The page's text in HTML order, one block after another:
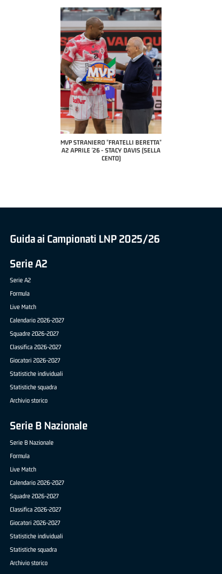
MVP STRANIERO "FRATELLI BERETTA"
A2 APRILE '26 - STACY DAVIS (SELLA
MVP "FRATELLI BERETTA" SAMUEL
DILAS B NAZIONALE APRILE '26 -
MARCO RESTELLI (TAV TREVIGLIO
Guida ai Campionati LNP 2025/26
Serie A2
Serie A2
Formula
Live Match
Calendario 2026-2027
Squadre 2026-2027
Classifica 2026-2027
Giocatori 2026-2027
Statistiche individuali
Statistiche squadra
Archivio storico
Serie B Nazionale
Serie B Nazionale
Formula
Live Match
Calendario 2026-2027
Squadre 2026-2027
Classifica 2026-2027
Giocatori 2026-2027
Statistiche individuali
Statistiche squadra
Archivio storico